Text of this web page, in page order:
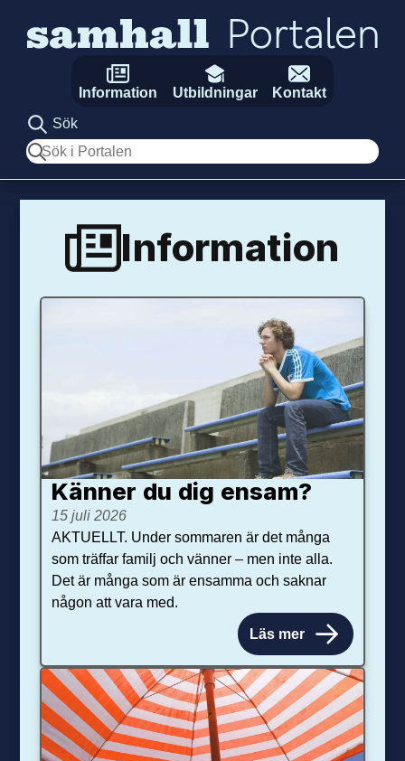
Information Utbildningar
Kontakt
Sök
Sök
Information
Känner du dig ensam?
15 juli 2026
AKTUELLT. Under sommaren är det många
som träffar familj och vänner – men inte alla.
Det är många som är ensamma och saknar
någon att vara med.
Läs mer